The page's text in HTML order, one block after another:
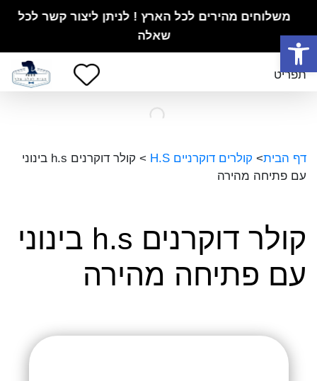
פתח סרגל נגישות
משלוחים מהירים לכל הארץ ! לניתן ליצור קשר לכל
שאלה
תפריט
דף הבית> קולרים דוקרניים H.S >
קולר דוקרנים h.s בינוני
עם פתיחה מהירה
קולר דוקרנים h.s בינוני
עם פתיחה מהירה